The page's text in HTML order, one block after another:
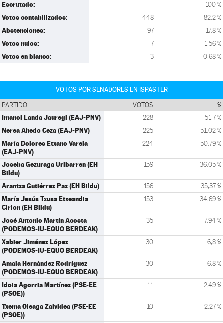
Escrutado: 100 %
Votos contabilizados: 448 82,2 %
Abstenciones: 97 17,8 %
Votos nulos: 7 1,56 %
Votos en blanco: 3 0,68 %
VOTOS POR SENADORES EN ISPASTER
PARTIDO VOTOS %
Imanol Landa Jauregi (EAJ-PNV) 228 51,7 %
Nerea Ahedo Ceza (EAJ-PNV) 225 51,02 %
María Dolores Etxano Varela
(EAJ-PNV)
224 50,79 %
Joseba Gezuraga Uribarren (EH
Bildu)
159 36,05 %
Arantza Gutiérrez Paz (EH Bildu) 156 35,37 %
María Jesús Txusa Etxeandia
Cirion (EH Bildu)
153 34,69 %
José Antonio Martín Acosta
(PODEMOS-IU-EQUO BERDEAK)
35 7,94 %
Xabier Jiménez López
(PODEMOS-IU-EQUO BERDEAK)
30 6,8 %
Amaia Hernández Rodríguez
(PODEMOS-IU-EQUO BERDEAK)
30 6,8 %
Idoia Agorria Martínez (PSE-EE
(PSOE))
11 2,49 %
Txema Oleaga Zalvidea (PSE-EE
(PSOE))
10 2,27 %